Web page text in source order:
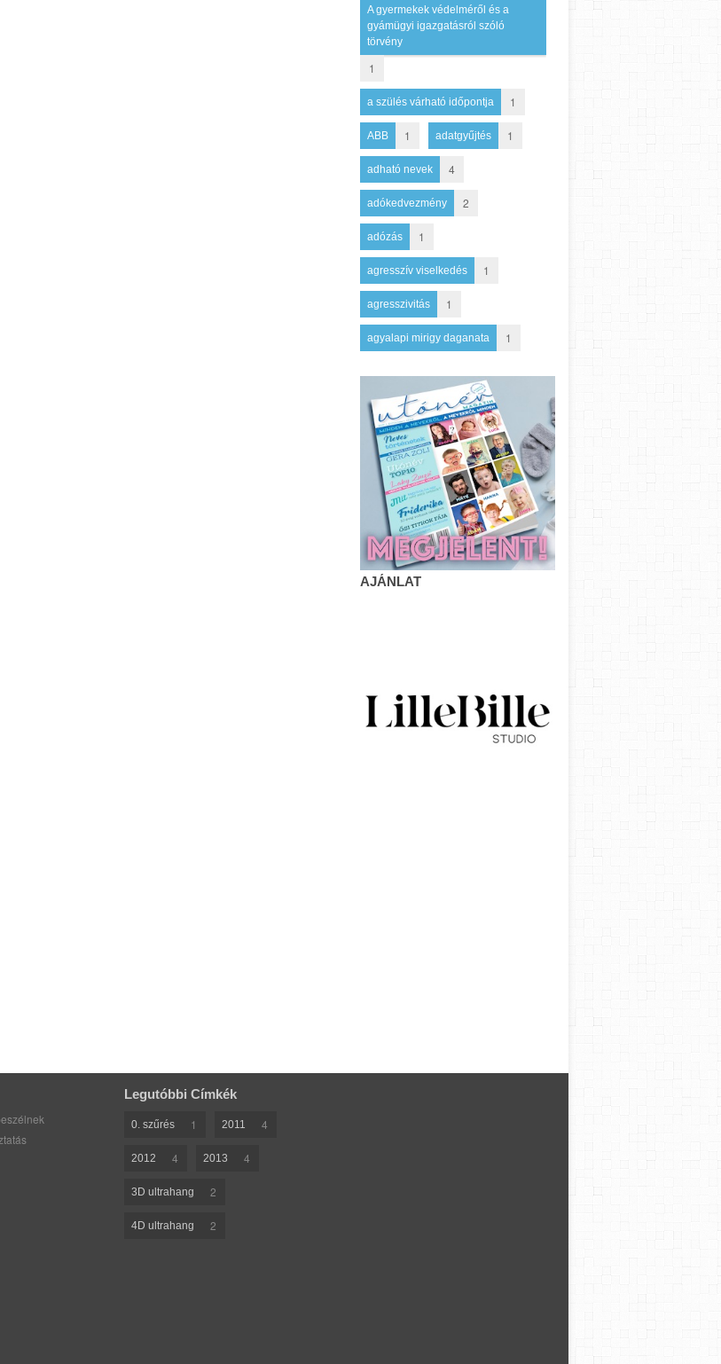
A gyermekek védelméről és a
gyámügyi igazgatásról szóló
törvény
1
a szülés várható időpontja 1
ABB 1 adatgyűjtés 1
adható nevek 4
adókedvezmény 2
adózás 1
agresszív viselkedés 1
agresszivitás 1
agyalapi mirigy daganata 1
AJÁNLAT
Legutóbbi Címkék
0. szűrés 1 2011 4
2012 4 2013 4
3D ultrahang 2
4D ultrahang 2